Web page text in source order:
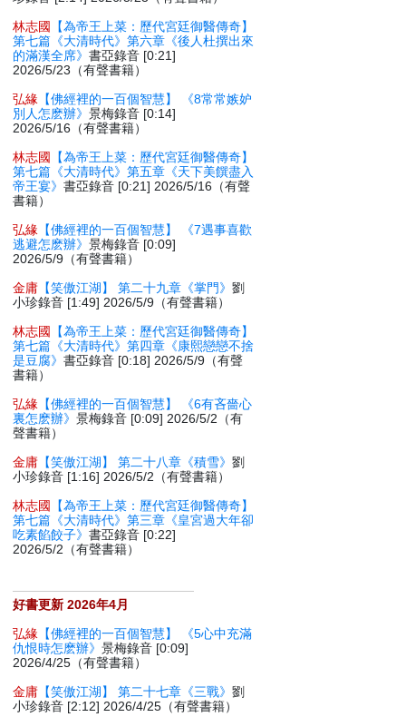
林志國
【為帝王上菜：歷代宮廷御醫傳奇】
第七篇《大清時代》第六章《後人杜撰出來
的滿漢全席》書亞錄音 [0:21]
2026/5/23（有聲書籍）
弘緣 【佛經裡的一百個智慧】 《8常常嫉妒
別人怎麽辦》景梅錄音 [0:14]
2026/5/16（有聲書籍）
林志國
【為帝王上菜：歷代宮廷御醫傳奇】
第七篇《大清時代》第五章《天下美饌盡入
帝王宴》書亞錄音 [0:21] 2026/5/16（有聲
書籍）
弘緣 【佛經裡的一百個智慧】 《7遇事喜歡
逃避怎麽辦》景梅錄音 [0:09]
2026/5/9（有聲書籍）
金庸 【笑傲江湖】 第二十九章《掌門》劉
小珍錄音 [1:49] 2026/5/9（有聲書籍）
林志國
【為帝王上菜：歷代宮廷御醫傳奇】
第七篇《大清時代》第四章《康熙戀戀不捨
是豆腐》書亞錄音 [0:18] 2026/5/9（有聲
書籍）
弘緣 【佛經裡的一百個智慧】 《6有吝嗇心
裏怎麽辦》景梅錄音 [0:09] 2026/5/2（有
聲書籍）
金庸 【笑傲江湖】 第二十八章《積雪》劉
小珍錄音 [1:16] 2026/5/2（有聲書籍）
林志國
【為帝王上菜：歷代宮廷御醫傳奇】
第七篇《大清時代》第三章《皇宮過大年卻
吃素餡餃子》書亞錄音 [0:22]
2026/5/2（有聲書籍）
好書更新 2026年4月
弘緣 【佛經裡的一百個智慧】 《5心中充滿
仇恨時怎麽辦》景梅錄音 [0:09]
2026/4/25（有聲書籍）
金庸 【笑傲江湖】 第二十七章《三戰》劉
小珍錄音 [2:12] 2026/4/25（有聲書籍）